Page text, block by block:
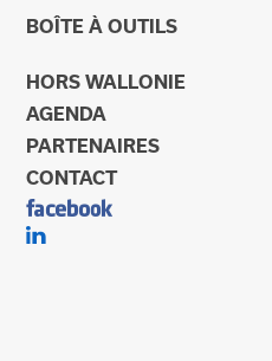
BOÎTE À OUTILS
HORS WALLONIE
AGENDA
PARTENAIRES
CONTACT